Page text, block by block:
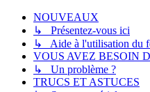
NOUVEAUX
↳ Présentez-vous ici
↳ Aide à l'utilisation du
VOUS AVEZ BESOIN
↳ Un problème ?
TRUCS ET ASTUCES